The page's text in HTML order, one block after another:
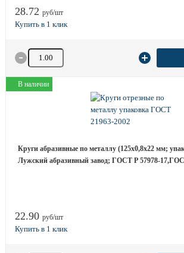
28.72 руб/шт
Количество товара
В наличии
Круги абразивные по металлу (125х0,8х22 мм;
Лужский абразивный завод; ГОСТ Р 57978-
22.90 руб/шт